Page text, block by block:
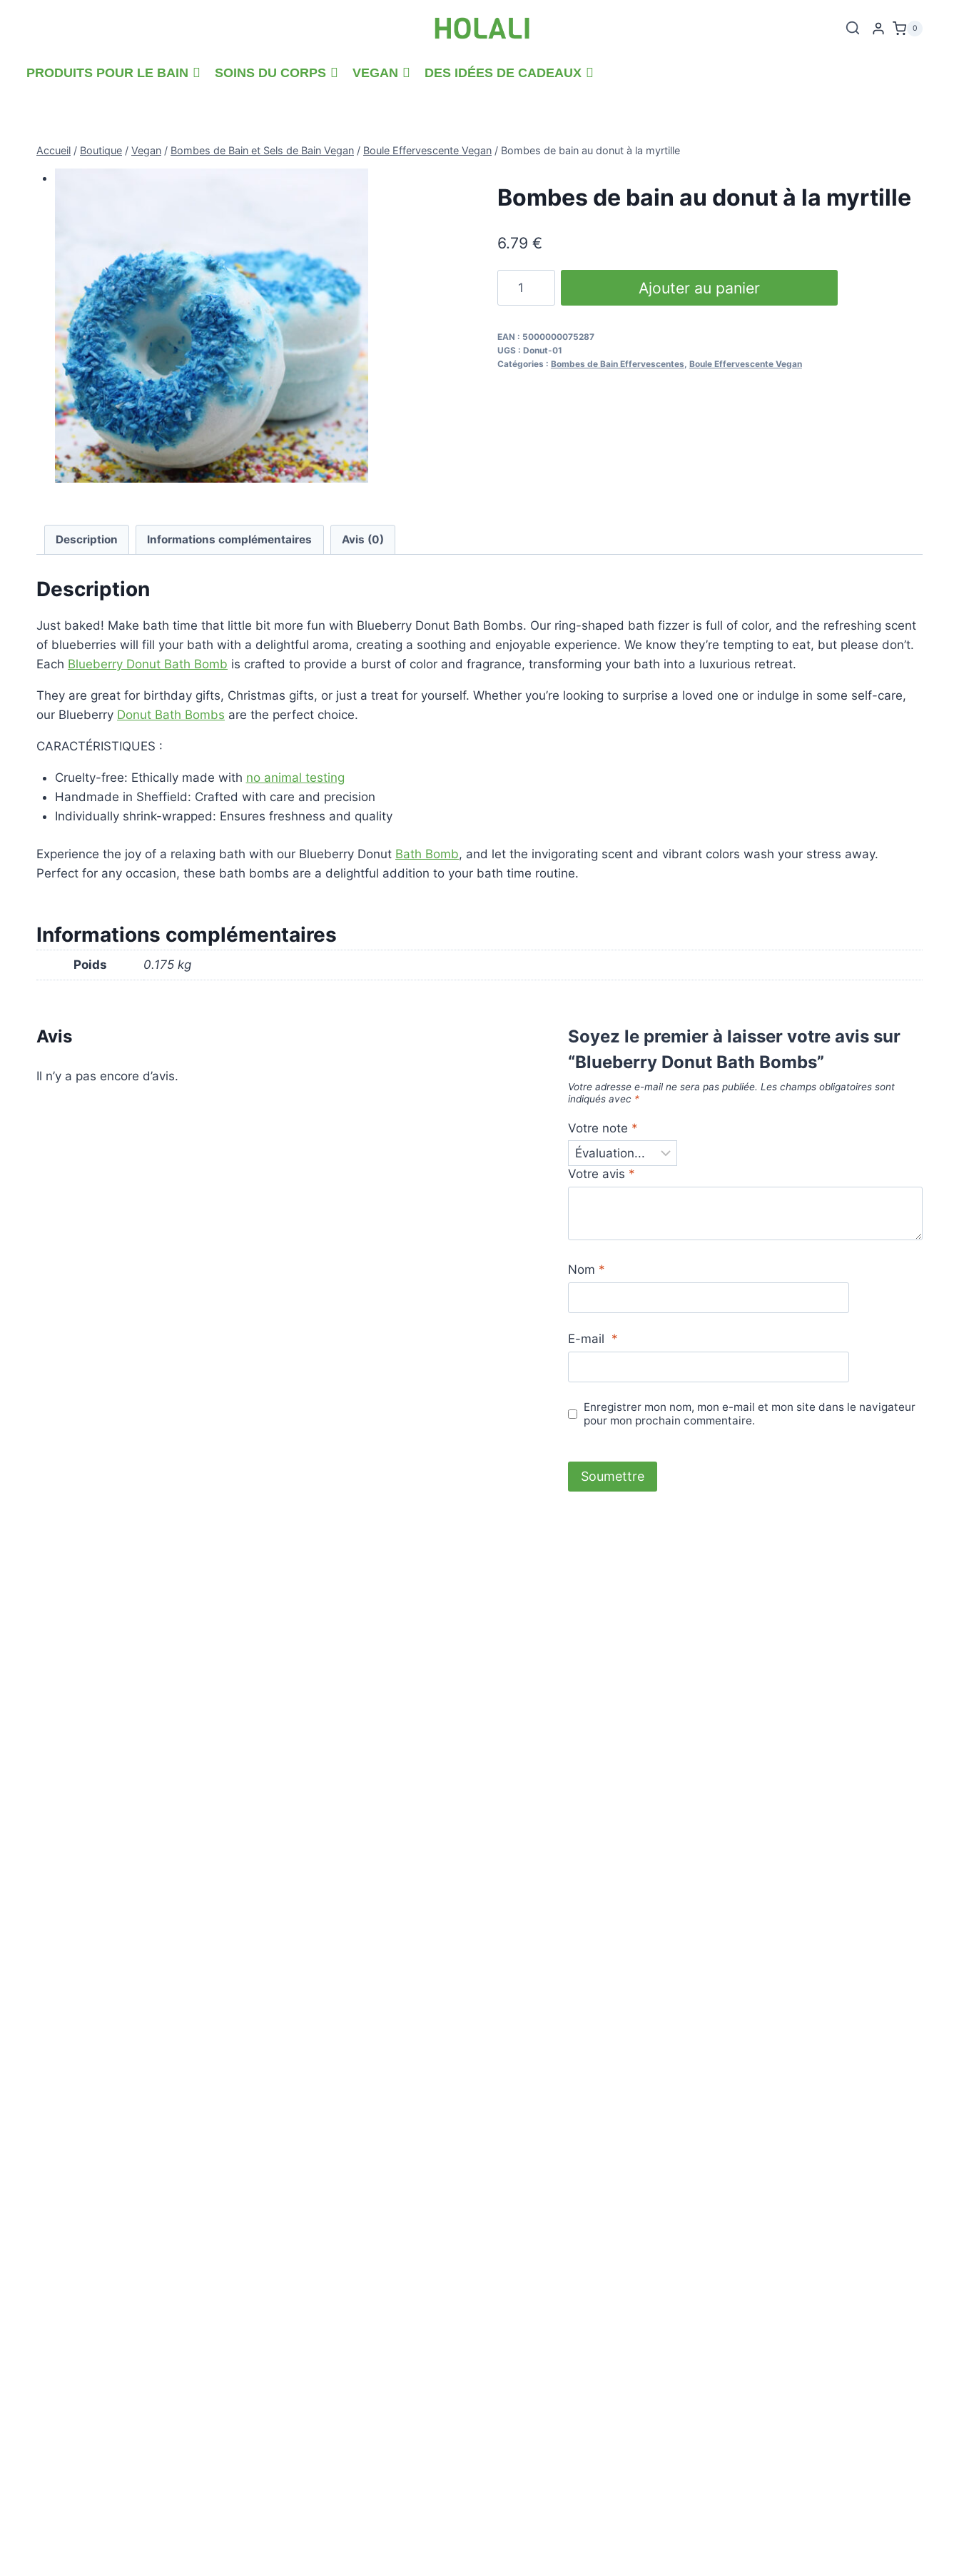
0
PRODUITS POUR LE BAIN SOINS DU CORPS VEGAN DES IDÉES DE CADEAUX
Accueil / Boutique / Vegan / Bombes de Bain et Sels de Bain Vegan / Boule Effervescente Vegan / Bombes de bain au donut à la myrtille
Bombes de bain au donut à la myrtille
6.79 €
Donut
Bath
Ajouter au panier
EAN : 5000000075287
UGS : Donut-01
Catégories : Bombes de Bain Effervescentes Boule Effervescente Vegan
Description Informations complémentaires Avis (0)
Description
Just baked! Make bath time that little bit more fun with Blueberry Donut Bath Bombs. Our ring-shaped bath fizzer is full of color, and the refreshing scent
of blueberries will fill your bath with a delightful aroma, creating a soothing and enjoyable experience. We know they’re tempting to eat, but please don’t.
Each Blueberry Donut Bath Bomb is crafted to provide a burst of color and fragrance, transforming your bath into a luxurious retreat.
They are great for birthday gifts, Christmas gifts, or just a treat for yourself. Whether you’re looking to surprise a loved one or indulge in some self-care,
our Blueberry Donut Bath Bombs are the perfect choice.
CARACTÉRISTIQUES :
Cruelty-free: Ethically made with no animal testing
Handmade in Sheffield: Crafted with care and precision
Individually shrink-wrapped: Ensures freshness and quality
Experience the joy of a relaxing bath with our Blueberry Donut Bath Bomb, and let the invigorating scent and vibrant colors wash your stress away.
Perfect for any occasion, these bath bombs are a delightful addition to your bath time routine.
Informations complémentaires
Poids 0.175 kg
Avis
Il n’y a pas encore d’avis.
Soyez le premier à laisser votre avis sur
“Blueberry Donut Bath Bombs”
Votre adresse e-mail ne sera pas publiée. Les champs obligatoires sont
indiqués avec *
Votre note *
Votre avis *
Nom *
E-mail *
Enregistrer mon nom, mon e-mail et mon site dans le navigateur
pour mon prochain commentaire.